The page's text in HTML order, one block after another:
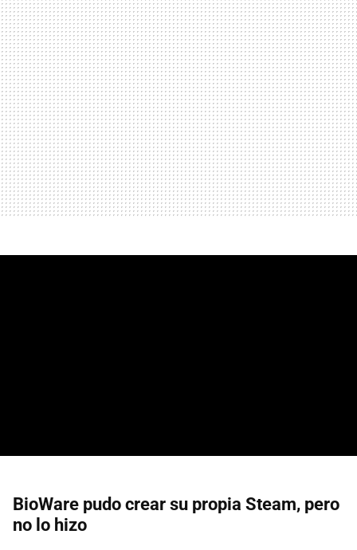
BioWare pudo crear su propia Steam, pero
no lo hizo